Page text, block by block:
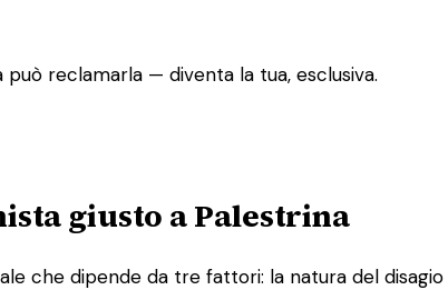
reclamarla — diventa la tua, esclusiva.
giusto a Palestrina
che dipende da tre fattori: la natura del